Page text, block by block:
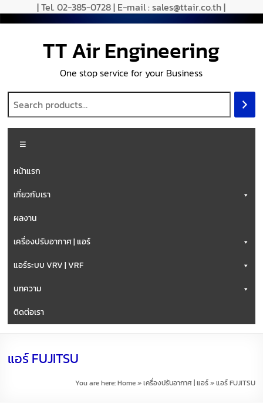
to
| Tel. 02-385-0728 | E-mail : sales@ttair.co.th |
TT Air Engineering
One stop service for your Business
หน้าแรก
เกี่ยวกับเรา
ผลงาน
เครื่องปรับอากาศ | แอร์
แอร์ระบบ VRV | VRF
บทความ
ติดต่อเรา
แอร์ FUJITSU
You are here:Home»เครื่องปรับอากาศ | แอร์»แอร์ FUJITSU